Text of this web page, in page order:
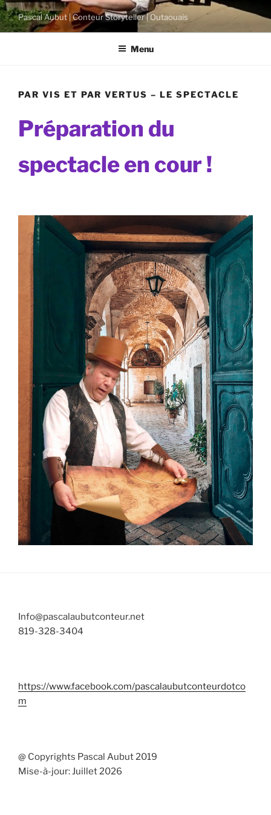
Skip
to
content
Pascal Aubut | Conteur Storyteller | Outaouais
Menu
PAR VIS ET PAR VERTUS – LE SPECTACLE
Préparation du
spectacle en cour !
Info@pascalaubutconteur.net
819-328-3404
https://www.facebook.com/pascalaubutconteurdotco
m
@ Copyrights Pascal Aubut 2019
Mise-à-jour: Juillet 2026